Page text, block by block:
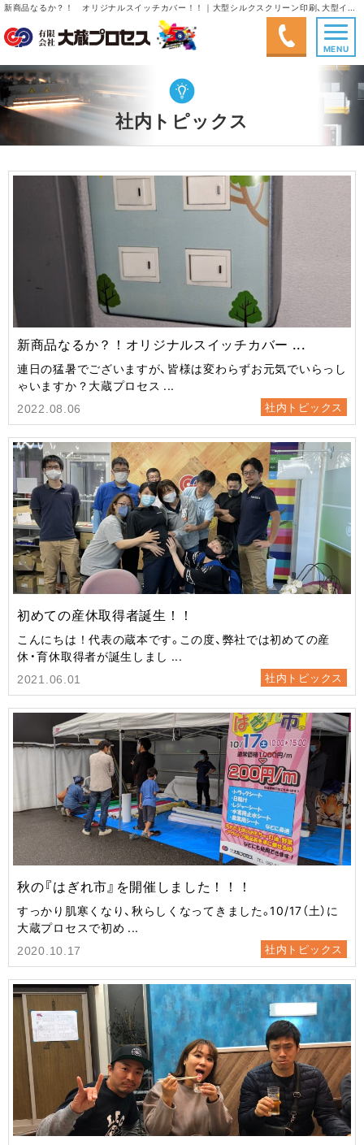
新商品なるか？！ オリジナルスイッチカバー！！｜大型シルクスクリーン印刷、大型インクジェット出力、塗画(手書き)｜有限会社大蔵プロセス
MENU
社内トピックス
新商品なるか？！オリジナルスイッチカバー ...
連日の猛暑でございますが、皆様は変わらずお元気でいらっし
ゃいますか？大蔵プロセス ...
2022.08.06 社内トピックス
初めての産休取得者誕生！！
こんにちは！代表の蔵本です。この度、弊社では初めての産
休・育休取得者が誕生しまし ...
2021.06.01 社内トピックス
秋の『はぎれ市』を開催しました！！！
すっかり肌寒くなり、秋らしくなってきました。10/17（土）に
大蔵プロセスで初め ...
2020.10.17 社内トピックス